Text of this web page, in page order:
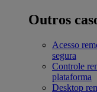
Outros
Acesso
segura
Controle
plataforma
Desktop